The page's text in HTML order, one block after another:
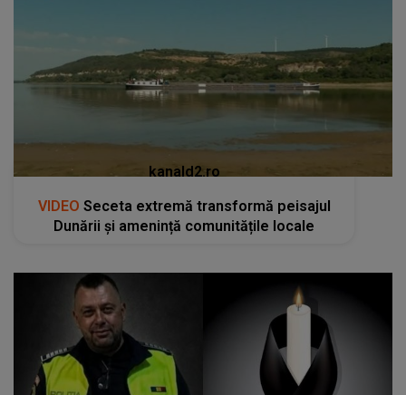
kanald2.ro
VIDEO Seceta extremă transformă peisajul
Dunării și amenință comunitățile locale